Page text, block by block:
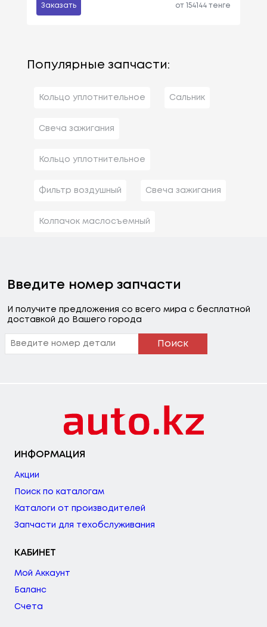
Заказать от 154144 тенге
Популярные запчасти:
Кольцо уплотнительное Сальник
Свеча зажигания
Кольцо уплотнительное
Фильтр воздушный Свеча зажигания
Колпачок маслосъемный
Введите номер запчасти
И получите предложения со всего мира с бесплатной
доставкой до Вашего города
Поиск
ИНФОРМАЦИЯ
Акции
Поиск по каталогам
Каталоги от производителей
Запчасти для техобслуживания
КАБИНЕТ
Мой Аккаунт
Баланс
Счета